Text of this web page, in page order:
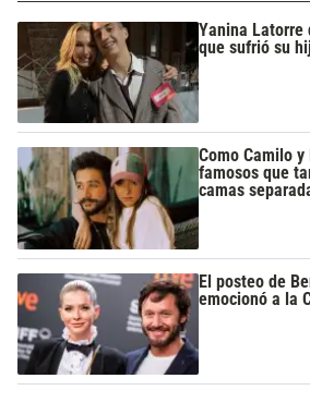
Yanina
que sufrió su
Como Camilo
famosos que
camas
El posteo de
emocionó a la